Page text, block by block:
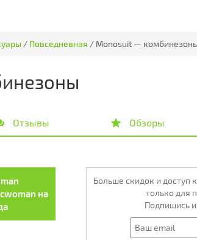
/ Повседневная / Monosuit —
Отзывы Обзоры
на
Больше скидок и
только для
Подпишись и